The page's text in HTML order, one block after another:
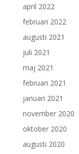
april 2022
februari 2022
augusti 2021
juli 2021
maj 2021
februari 2021
januari 2021
november 2020
oktober 2020
augusti 2020